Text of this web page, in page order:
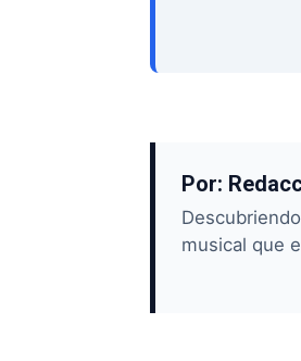
Por:
musical que